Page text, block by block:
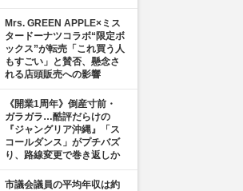
Mrs. GREEN APPLE×ミス
タードーナツコラボ“限定ボ
ックス”が転売「これ買う人
もすごい」と賛否、懸念さ
れる店頭販売への影響
《開業1周年》倒産寸前・
ガラガラ…酷評だらけの
『ジャングリア沖縄』「ス
コールダンス」がプチバズ
り、路線変更で巻き返しか
市議会議員の平均年収は約